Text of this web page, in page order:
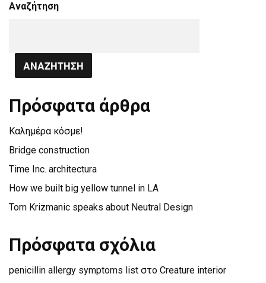
Αναζήτηση
ΑΝΑΖΉΤΗΣΗ
Πρόσφατα άρθρα
Καλημέρα κόσμε!
Bridge construction
Time Inc. architectura
How we built big yellow tunnel in LA
Tom Krizmanic speaks about Neutral Design
Πρόσφατα σχόλια
penicillin allergy symptoms list στο Creature interior